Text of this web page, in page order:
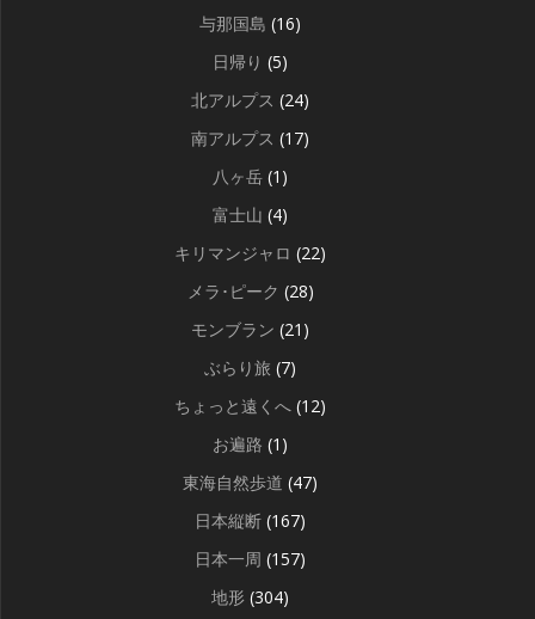
与那国島 (16)
日帰り (5)
北アルプス (24)
南アルプス (17)
八ヶ岳 (1)
富士山 (4)
キリマンジャロ (22)
メラ･ピーク (28)
モンブラン (21)
ぶらり旅 (7)
ちょっと遠くへ (12)
お遍路 (1)
東海自然歩道 (47)
日本縦断 (167)
日本一周 (157)
地形 (304)